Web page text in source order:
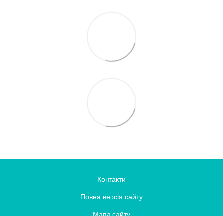
Контакти
Повна версія сайту
Мапа сайту